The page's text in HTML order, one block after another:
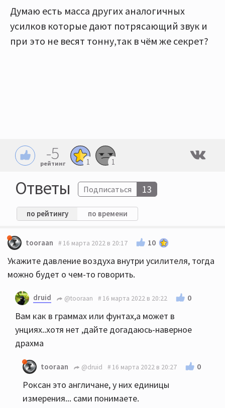
Думаю есть масса других аналогичных
усилков которые дают потрясающий звук и
при это не весят тонну,так в чём же секрет?
-5
рейтинг 1 1
Ответы Подписаться 13
по рейтингу по времени
tooraan 16 марта 2022 в 20:17 10
Укажите давление воздуха внутри усилителя, тогда
можно будет о чем-то говорить.
druid @tooraan 16 марта 2022 в 20:22 0
Вам как в граммах или фунтах,а может в
унциях..хотя нет ,дайте догадаюсь-наверное
драхма
tooraan @druid 16 марта 2022 в 20:27 0
Роксан это англичане, у них единицы
измерения... сами понимаете.